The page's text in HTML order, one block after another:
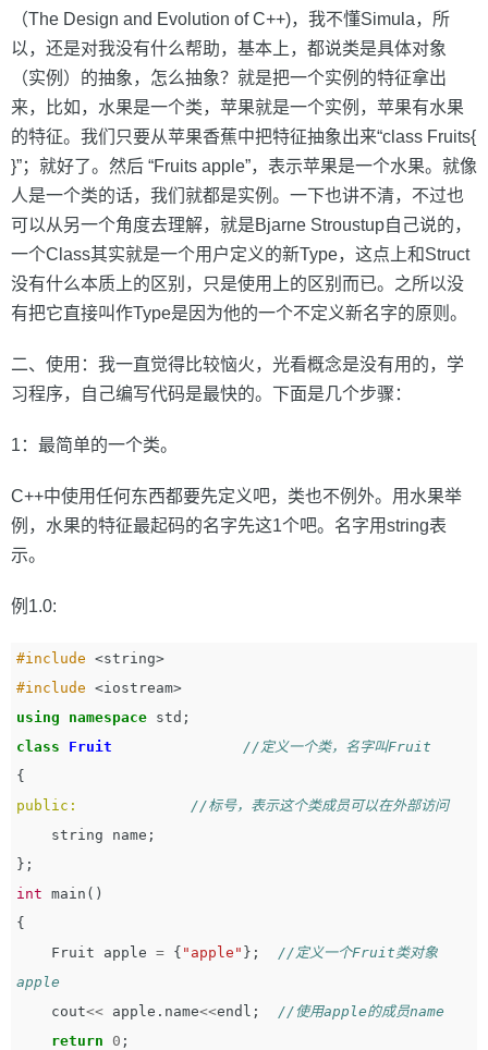
（The Design and Evolution of C++)，我不懂Simula，所
以，还是对我没有什么帮助，基本上，都说类是具体对象
（实例）的抽象，怎么抽象？就是把一个实例的特征拿出
来，比如，水果是一个类，苹果就是一个实例，苹果有水果
的特征。我们只要从苹果香蕉中把特征抽象出来“class Fruits{
}”；就好了。然后 “Fruits apple”，表示苹果是一个水果。就像
人是一个类的话，我们就都是实例。一下也讲不清，不过也
可以从另一个角度去理解，就是Bjarne Stroustup自己说的，
一个Class其实就是一个用户定义的新Type，这点上和Struct
没有什么本质上的区别，只是使用上的区别而已。之所以没
有把它直接叫作Type是因为他的一个不定义新名字的原则。
二、使用：我一直觉得比较恼火，光看概念是没有用的，学
习程序，自己编写代码是最快的。下面是几个步骤：
1：最简单的一个类。
C++中使用任何东西都要先定义吧，类也不例外。用水果举
例，水果的特征最起码的名字先这1个吧。名字用string表
示。
例1.0:
#include <string>
#include <iostream>
using
namespace std ;
class
Fruit
//定义一个类，名字叫Fruit
{
public:
//标号，表示这个类成员可以在外部访问
string
name ;
};
int main ()
{
Fruit
apple = { "apple" };
//定义一个Fruit类对象
apple
cout<< apple . name<<endl ;
//使用apple的成员name
return
0 ;